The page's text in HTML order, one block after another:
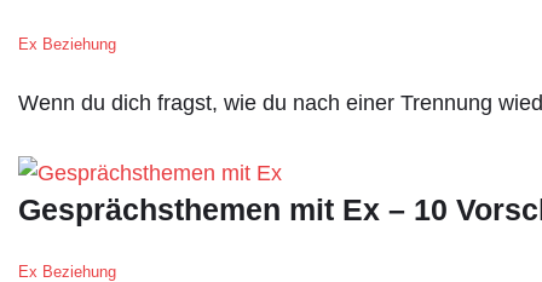
Ex Beziehung
Wenn du dich fragst, wie du nach einer Trennung
Gesprächsthemen mit Ex – 10
Ex Beziehung